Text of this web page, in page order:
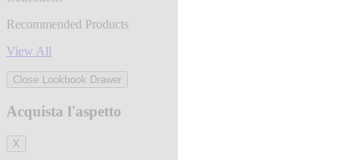
Recommended Products
View All
Close Lookbook Drawer
Acquista l'aspetto
X